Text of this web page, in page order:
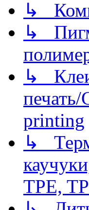
↳
↳
↳
printing
↳
TPE,